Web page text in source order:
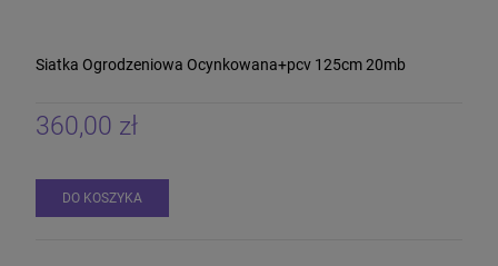
Siatka Ogrodzeniowa Ocynkowana+pcv 125cm 20mb
360,00 zł
DO KOSZYKA